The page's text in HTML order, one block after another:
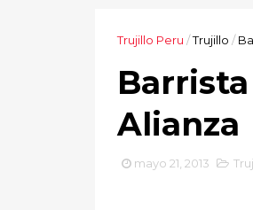
Trujillo Peru /Trujillo /
Alianza
mayo 21, 2013